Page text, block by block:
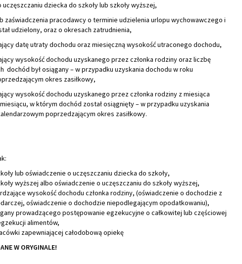
dziecka do szkoły lub szkoły wyższej,
zaświadczenia pracodawcy o terminie udzielenia urlopu wychowawczego i
udzielony, oraz o okresach zatrudnienia,
datę utraty dochodu oraz miesięczną wysokość utraconego dochodu,
wysokość dochodu uzyskanego przez członka rodziny oraz liczbę
dochód był osiągany – w przypadku uzyskania dochodu w roku
okres zasiłkowy,
wysokość dochodu uzyskanego przez członka rodziny z miesiąca
w którym dochód został osiągnięty – w przypadku uzyskania
poprzedzającym okres zasiłkowy.
lub oświadczenie o uczęszczaniu dziecka do szkoły,
wyższej albo oświadczenie o uczęszczaniu do szkoły wyższej,
wysokość dochodu członka rodziny, (oświadczenie o dochodzie z
oświadczenie o dochodzie niepodlegającym opodatkowaniu),
prowadzącego postępowanie egzekucyjne o całkowitej lub częściowej
alimentów,
zapewniającej całodobową opiekę
W ORYGINALE!